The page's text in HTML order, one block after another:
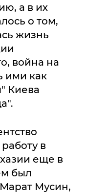
а в их
о том,
жизнь
война на
ими как
Киева
в
еще в
был
Мусин,